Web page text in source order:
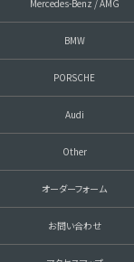
Mercedes-Benz / AMG
BMW
PORSCHE
Audi
Other
オーダーフォーム
お問い合わせ